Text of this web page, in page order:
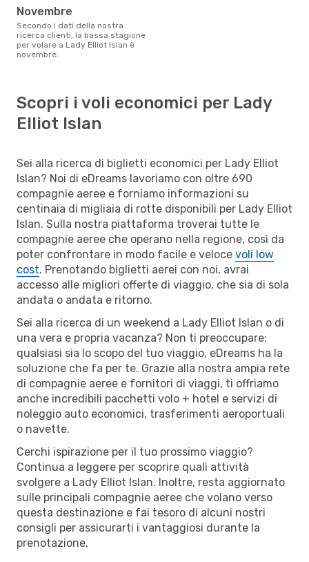
novembre
Secondo i dati della nostra
ricerca clienti, la bassa stagione
per volare a Lady Elliot Islan è
novembre.
Scopri i voli economici per Lady
Elliot Islan
Sei alla ricerca di biglietti economici per Lady Elliot
Islan? Noi di eDreams lavoriamo con oltre 690
compagnie aeree e forniamo informazioni su
centinaia di migliaia di rotte disponibili per Lady Elliot
Islan. Sulla nostra piattaforma troverai tutte le
compagnie aeree che operano nella regione, così da
poter confrontare in modo facile e veloce voli low
cost. Prenotando biglietti aerei con noi, avrai
accesso alle migliori offerte di viaggio, che sia di sola
andata o andata e ritorno.
Sei alla ricerca di un weekend a Lady Elliot Islan o di
una vera e propria vacanza? Non ti preoccupare:
qualsiasi sia lo scopo del tuo viaggio, eDreams ha la
soluzione che fa per te. Grazie alla nostra ampia rete
di compagnie aeree e fornitori di viaggi, ti offriamo
anche incredibili pacchetti volo + hotel e servizi di
noleggio auto economici, trasferimenti aeroportuali
o navette.
Cerchi ispirazione per il tuo prossimo viaggio?
Continua a leggere per scoprire quali attività
svolgere a Lady Elliot Islan. Inoltre, resta aggiornato
sulle principali compagnie aeree che volano verso
questa destinazione e fai tesoro di alcuni nostri
consigli per assicurarti i vantaggiosi durante la
prenotazione.